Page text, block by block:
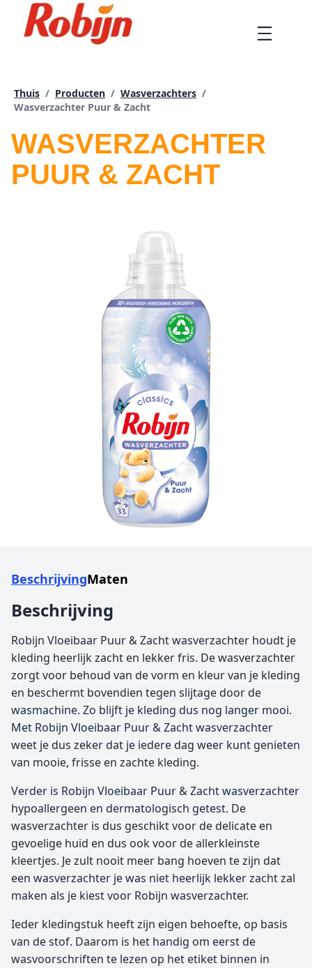
Doorgaan
artikel
Thuis / Producten / Wasverzachters /
Huidige pagina:
Wasverzachter Puur & Zacht
WASVERZACHTER
PUUR & ZACHT
BeschrijvingMaten
Beschrijving
Robijn Vloeibaar Puur & Zacht wasverzachter houdt je
kleding heerlijk zacht en lekker fris. De wasverzachter
zorgt voor behoud van de vorm en kleur van je kleding
en beschermt bovendien tegen slijtage door de
wasmachine. Zo blijft je kleding dus nog langer mooi.
Met Robijn Vloeibaar Puur & Zacht wasverzachter
weet je dus zeker dat je iedere dag weer kunt genieten
van mooie, frisse en zachte kleding.
Verder is Robijn Vloeibaar Puur & Zacht wasverzachter
hypoallergeen en dermatologisch getest. De
wasverzachter is dus geschikt voor de delicate en
gevoelige huid en dus ook voor de allerkleinste
kleertjes. Je zult nooit meer bang hoeven te zijn dat
een wasverzachter je was niet heerlijk lekker zacht zal
maken als je kiest voor Robijn wasverzachter.
Ieder kledingstuk heeft zijn eigen behoefte, op basis
van de stof. Daarom is het handig om eerst de
wasvoorschriften te lezen op het etiket binnen in